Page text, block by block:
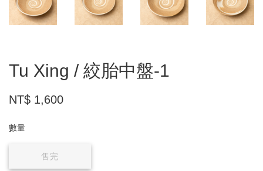
Tu Xing / 絞胎中盤-1
NT$ 1,600
數量
售完